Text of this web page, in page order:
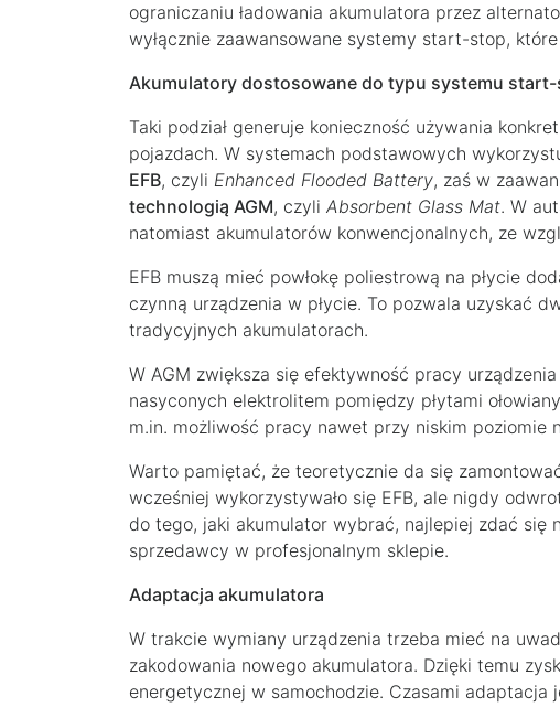
ograniczaniu ładowania akumulatora przez
wyłącznie zaawansowane systemy start-stop,
Akumulatory dostosowane do typu systemu
Taki podział generuje konieczność używania
pojazdach. W systemach podstawowych
EFB, czyli Enhanced Flooded Battery, zaś w
technologią AGM, czyli Absorbent Glass Mat. W
natomiast akumulatorów konwencjonalnych, ze
EFB muszą mieć powłokę poliestrową na płycie
czynną urządzenia w płycie. To pozwala uzyskać
tradycyjnych akumulatorach.
W AGM zwiększa się efektywność pracy
nasyconych elektrolitem pomiędzy płytami
m.in. możliwość pracy nawet przy niskim poziomie
Warto pamiętać, że teoretycznie da się
wcześniej wykorzystywało się EFB, ale nigdy
do tego, jaki akumulator wybrać, najlepiej zdać się
sprzedawcy w profesjonalnym sklepie.
Adaptacja akumulatora
W trakcie wymiany urządzenia trzeba mieć na
zakodowania nowego akumulatora. Dzięki temu
energetycznej w samochodzie. Czasami adaptacja